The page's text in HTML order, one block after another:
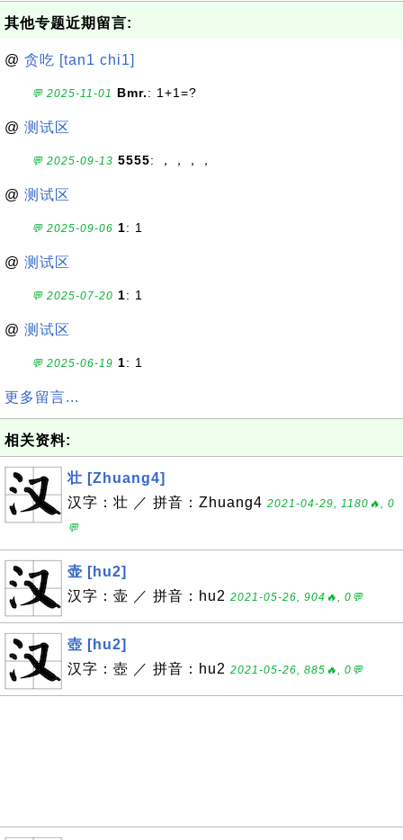
其他专题近期留言:
@ 贪吃 [tan1 chi1]
💬 2025-11-01 Bmr.: 1+1=?
@ 测试区
💬 2025-09-13 5555: ，，，，
@ 测试区
💬 2025-09-06 1: 1
@ 测试区
💬 2025-07-20 1: 1
@ 测试区
💬 2025-06-19 1: 1
更多留言...
相关资料:
壮 [Zhuang4]
汉字：壮 ／ 拼音：Zhuang4 2021-04-29, 1180🔥, 0
💬
壶 [hu2]
汉字：壶 ／ 拼音：hu2 2021-05-26, 904🔥, 0💬
壺 [hu2]
汉字：壺 ／ 拼音：hu2 2021-05-26, 885🔥, 0💬